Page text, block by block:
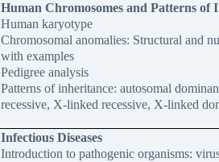
Human Chromosomes and Patterns of
Human karyotype
Chromosomal anomalies: Structural and
with examples
Pedigree analysis
Patterns of inheritance: autosomal
recessive, X-linked recessive, X-linked
Infectious Diseases
Introduction to pathogenic organisms: